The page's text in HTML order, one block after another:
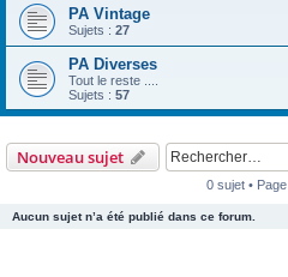
PA Vintage
Sujets : 27
PA Diverses
Tout le reste ....
Sujets : 57
Nouveau sujet
0 sujet • Page
Aucun sujet n’a été publié dans ce forum.